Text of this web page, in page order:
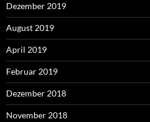
Dezember 2019
August 2019
April 2019
Februar 2019
Dezember 2018
November 2018